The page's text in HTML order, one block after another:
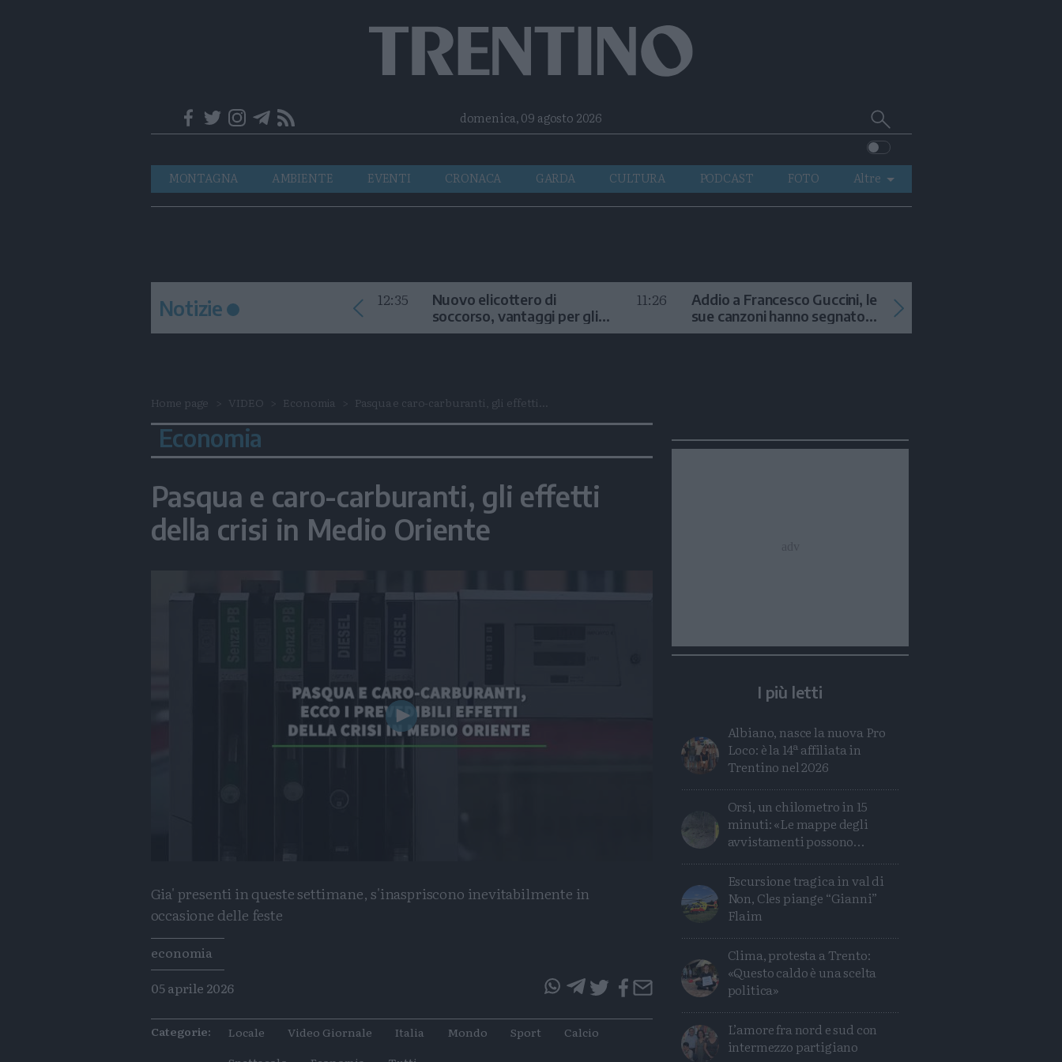
Telegram
RSS
domenica, 09 agosto 2026 Cerca
su
Trentino
Navigazione
principale
MONTAGNA AMBIENTE EVENTI CRONACA GARDA CULTURA PODCAST FOTO
Altre
VIDEO
Notizie 12:35
Nuovo elicottero di
soccorso, vantaggi per gli
interventi in alta quota
11:26
Addio a Francesco Guccini, le
sue canzoni hanno segnato
la storia
Home page VIDEO Economia Pasqua e caro-carburanti, gli effetti...
Economia
Pasqua e caro-carburanti, gli effetti
della crisi in Medio Oriente
Play
Video
Gia' presenti in queste settimane, s'inaspriscono inevitabilmente in
occasione delle feste
Tags
economia
05 aprile 2026
Condividi
articolo
Condividi
articolo
Categorie: Locale Video Giornale Italia Mondo Sport
Calcio
I più letti
Albiano, nasce la nuova Pro
Loco: è la 14ª affiliata in
Trentino nel 2026
Orsi, un chilometro in 15
minuti: «Le mappe degli
avvistamenti possono
Escursione tragica in val di
Non, Cles piange “Gianni”
Flaim
Clima, protesta a Trento:
«Questo caldo è una scelta
politica»
L’amore fra nord e sud con
intermezzo partigiano